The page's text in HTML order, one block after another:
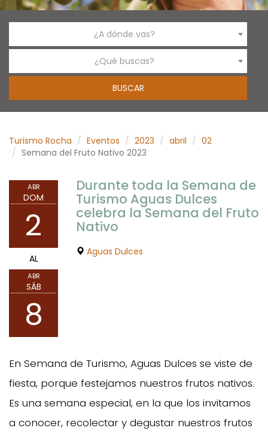
¿A dónde vas?
¿Qué buscas?
Turismo Rocha Eventos 2023 abril
02
Semana del Fruto Nativo 2023
ABR
DOM
2
AL
ABR
SÁB
8
Durante toda la Semana de
Turismo Aguas Dulces
celebra la Semana del Fruto
Nativo
Aguas Dulces
En Semana de Turismo, Aguas Dulces se viste de
fiesta, porque festejamos nuestros frutos nativos.
Es una semana especial, en la que los invitamos
a conocer, recolectar y degustar nuestros frutos